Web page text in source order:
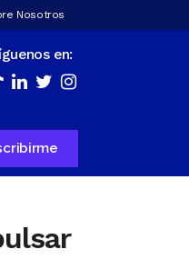
Nosotros
en: